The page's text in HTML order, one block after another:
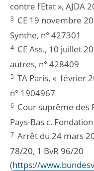
contre l’Etat », AJDA
3 CE 19 novembre
Synthe, n° 427301
4CE Ass., 10 juillet
autres, n° 428409
5TA Paris, « février
n° 1904967
6Cour suprême des
Pays-Bas c.
7Arrêt du 24 mars
78/20, 1 BvR 96/20
(https://